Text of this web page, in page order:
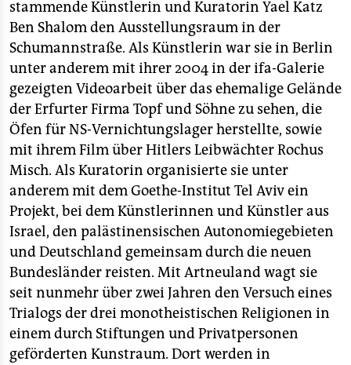
stammende Künstlerin und Kuratorin Yael Katz
Ben Shalom den Ausstellungsraum in der
Schumannstraße. Als Künstlerin war sie in Berlin
unter anderem mit ihrer 2004 in der ifa-Galerie
gezeigten Videoarbeit über das ehemalige Gelände
der Erfurter Firma Topf und Söhne zu sehen, die
Öfen für NS-Vernichtungslager herstellte, sowie
mit ihrem Film über Hitlers Leibwächter Rochus
Misch. Als Kuratorin organisierte sie unter
anderem mit dem Goethe-Institut Tel Aviv ein
Projekt, bei dem Künstlerinnen und Künstler aus
Israel, den palästinensischen Autonomiegebieten
und Deutschland gemeinsam durch die neuen
Bundesländer reisten. Mit Artneuland wagt sie
seit nunmehr über zwei Jahren den Versuch eines
Trialogs der drei monotheistischen Religionen in
einem durch Stiftungen und Privatpersonen
geförderten Kunstraum. Dort werden in